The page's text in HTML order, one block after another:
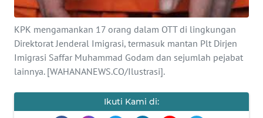
KPK mengamankan 17 orang dalam OTT di lingkungan
Direktorat Jenderal Imigrasi, termasuk mantan Plt Dirjen
Imigrasi Saffar Muhammad Godam dan sejumlah pejabat
lainnya. [WAHANANEWS.CO/Ilustrasi].
Ikuti Kami di:
SERBA-SERBI
PENDIDIKAN
OLAHRAGA
OPINI